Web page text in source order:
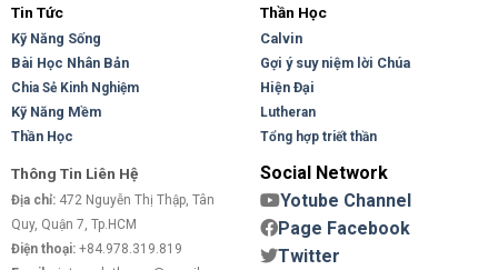
Tin Tức
Kỹ Năng Sống
Bài Học Nhân Bản
Chia Sẻ Kinh Nghiệm
Kỹ Năng Mềm
Thần Học
Thần Học
Calvin
Gợi ý suy niệm lời Chúa
Hiện Đại
Lutheran
Tổng hợp triết thần
Thông Tin Liên Hệ
Địa chỉ: 472 Nguyễn Thị Thập, Tân
Quy, Quận 7, Tp.HCM
Điện thoại: +84.978.319.819
Social Network
Yotube Channel
Page Facebook
Twitter